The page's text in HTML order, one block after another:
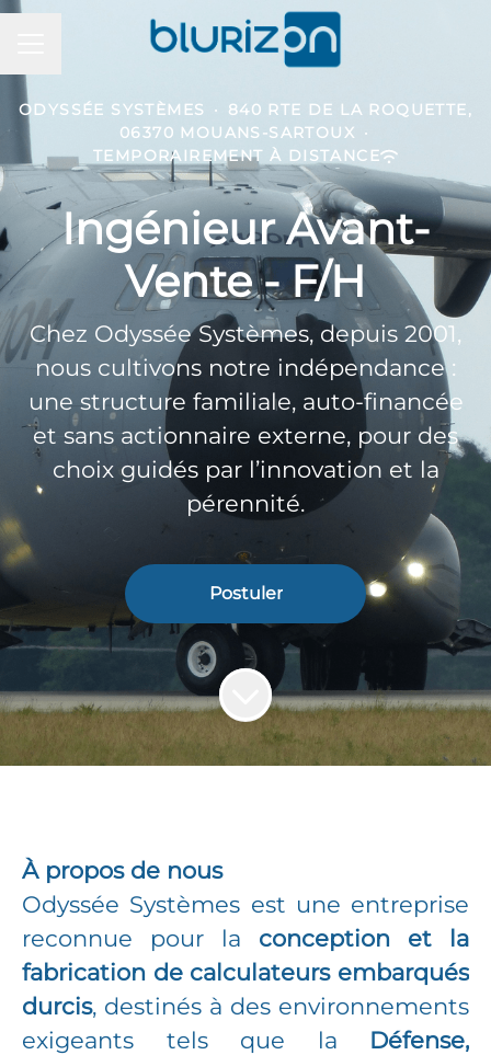
ODYSSÉE SYSTÈMES ·
840 RTE DE LA ROQUETTE,
06370 MOUANS-SARTOUX ·
TEMPORAIREMENT À DISTANCE
Ingénieur Avant-
Vente - F/H
Chez Odyssée Systèmes, depuis 2001,
nous cultivons notre indépendance :
une structure familiale, auto-financée
et sans actionnaire externe, pour des
choix guidés par l’innovation et la
pérennité.
Postuler
À propos de nous
Odyssée Systèmes est une entreprise
reconnue pour la conception et la
fabrication de calculateurs embarqués
durcis, destinés à des environnements
exigeants tels que la Défense,